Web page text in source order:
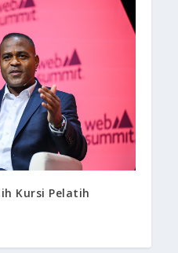
Kursi Pelatih